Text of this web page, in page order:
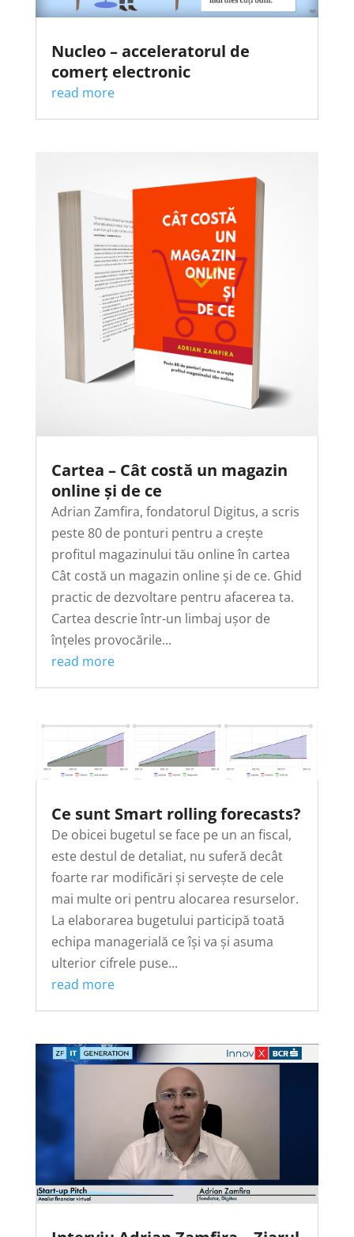
Nucleo – acceleratorul de
comerț electronic
read more
Cartea – Cât costă un magazin
online și de ce
Adrian Zamfira, fondatorul Digitus, a scris
peste 80 de ponturi pentru a crește
profitul magazinului tău online în cartea
Cât costă un magazin online și de ce. Ghid
practic de dezvoltare pentru afacerea ta.
Cartea descrie într-un limbaj ușor de
înțeles provocările...
read more
Ce sunt Smart rolling forecasts?
De obicei bugetul se face pe un an fiscal,
este destul de detaliat, nu suferă decât
foarte rar modificări și servește de cele
mai multe ori pentru alocarea resurselor.
La elaborarea bugetului participă toată
echipa managerială ce își va și asuma
ulterior cifrele puse...
read more